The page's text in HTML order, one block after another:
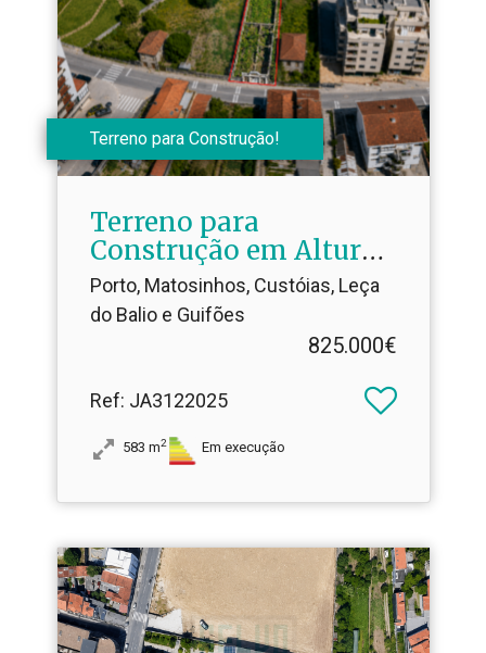
Terreno para Construção!
Terreno para
Construção em Altura
junto ao Hospital de S.​
João
Porto, Matosinhos, Custóias, Leça
do Balio e Guifões
825.000€
Ref: JA3122025
583 m2 Em execução